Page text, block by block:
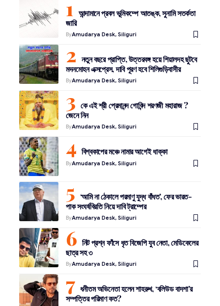
আন্দামানে প্রবল ভূমিকম্পে আতঙ্ক, সুনামি সতর্কতা
জারি
ByAmudarya Desk, Siliguri
নতুন বছরে প্রাপ্তি, উত্তরবঙ্গ হয়ে শিয়ালদহ ছুটবে
মদনমোহন এক্সপ্রেস, দাবি পূরণ হবে শিলিগুড়িবাসীর
ByAmudarya Desk, Siliguri
কে এই শ্রী প্রেমানন্দ গোবিন্দ শরণজী মহারাজ ?
জেনে নিন
ByAmudarya Desk, Siliguri
বিশ্বকাপের মঞ্চে নামার আগেই ধাক্কা
ByAmudarya Desk, Siliguri
‘আমি না ঠেকালে পরমাণু যুদ্ধ বাঁধত’, ফের ভারত-
পাক সংঘর্ষবিরতি নিয়ে দাবি ট্রাম্পের
ByAmudarya Desk, Siliguri
নিট প্রশ্ন ফাঁসে ধৃত বিজেপি যুব নেতা, মেডিকেলের
ছাত্র সহ ৩
ByAmudarya Desk, Siliguri
ধনীতম অভিনেতা হলেন শাহরুখ, ‘বলিউড বাদশা’র
সম্পত্তির পরিমাণ কত?